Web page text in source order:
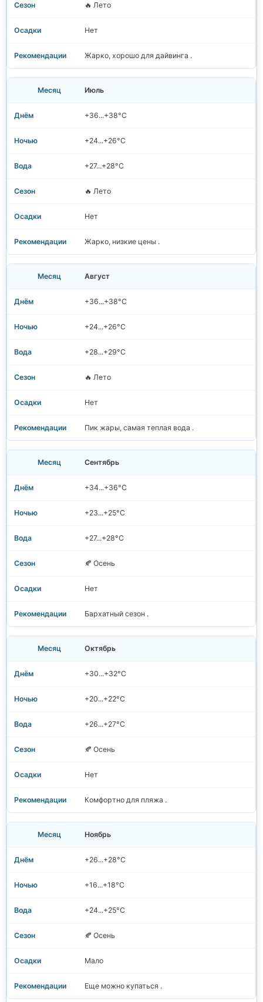
🔥 Лето
Нет
Жарко, хорошо для дайвинга .
Июль
+36...+38°C
+24...+26°C
+27...+28°C
🔥 Лето
Нет
Жарко, низкие цены .
Август
+36...+38°C
+24...+26°C
+28...+29°C
🔥 Лето
Нет
Пик жары, самая теплая вода .
Сентябрь
+34...+36°C
+23...+25°C
+27...+28°C
🍂 Осень
Нет
Бархатный сезон .
Октябрь
+30...+32°C
+20...+22°C
+26...+27°C
🍂 Осень
Нет
Комфортно для пляжа .
Ноябрь
+26...+28°C
+16...+18°C
+24...+25°C
🍂 Осень
Мало
Еще можно купаться .